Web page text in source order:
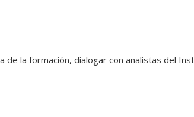
de la formación, dialogar con analistas del